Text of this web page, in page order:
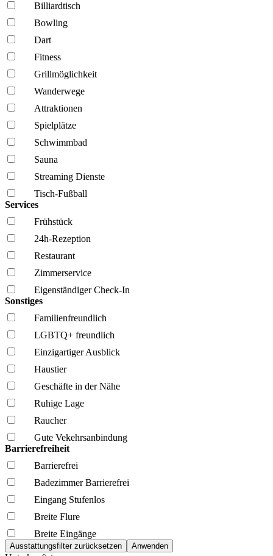
Billiardtisch
Bowling
Dart
Fitness
Grillmöglich­keit
Wanderwege
Attraktionen
Spielplätze
Schwimmbad
Sauna
Streaming Dienste
Tisch-Fußball
Services
Frühstück
24h-Rezeption
Restaurant
Zimmerservice
Eigenständiger Check-In
Sonstiges
Familien­freundlich
LGBTQ+ freundlich
Einzigartiger Ausblick
Haustier
Geschäfte in der Nähe
Ruhige Lage
Raucher
Gute Vekehrsanbindung
Barrierefreiheit
Barrierefrei
Badezimmer Barrierefrei
Eingang Stufenlos
Breite Flure
Breite Eingänge